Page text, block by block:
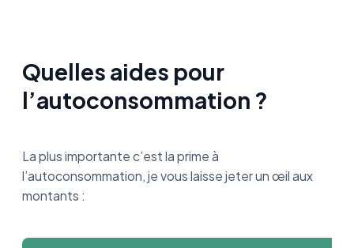
Quelles aides pour
l’autoconsommation ?
La plus importante c’est la prime à
l’autoconsommation, je vous laisse jeter un œil aux
montants :